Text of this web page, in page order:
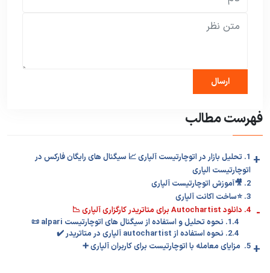
فهرست مطالب
1. تحلیل بازار در اتوچارتیست آلپاری 📈 سیگنال های رایگان فارکس در
اتوچارتیست الپاری
+
2. 🎥آموزش اتوچارتیست آلپاری
3. ⭐️ساخت اکانت آلپاری
4. دانلود Autochartist برای متاتریدر کارگزاری آلپاری 📉 -
1.4. نحوه تحلیل و استفاده از سیگنال های اتوچارتیست alpari 📜
2.4. نحوه استفاده از autochartist آلپاری در متاتریدر ✔️
5. مزایای معامله با اتوچارتیست برای کاربران آلپاری ➕ +